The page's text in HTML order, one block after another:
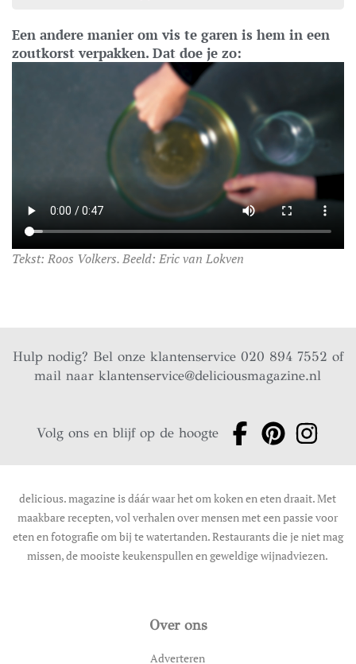
Een andere manier om vis te garen is hem in een
zoutkorst verpakken. Dat doe je zo:
Tekst: Roos Volkers. Beeld: Eric van Lokven
Hulp nodig? Bel onze klantenservice 020 894 7552 of
mail naarklantenservice@deliciousmagazine.nl
Volg ons en blijf op de hoogte
delicious. magazine is dáár waar het om koken en eten draait. Met
maakbare recepten, vol verhalen over mensen met een passie voor
eten en fotografie om bij te watertanden. Restaurants die je niet mag
missen, de mooiste keukenspullen en geweldige wijnadviezen.
Over ons
Adverteren